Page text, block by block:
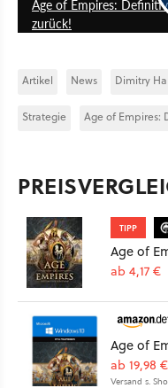
Age of Empires:
zurück!
Artikel News Dimitry
Strategie Age of Empires:
TIPP
Age of
ab 4,17 €
Age of
ab 19,98 €
Versand s.